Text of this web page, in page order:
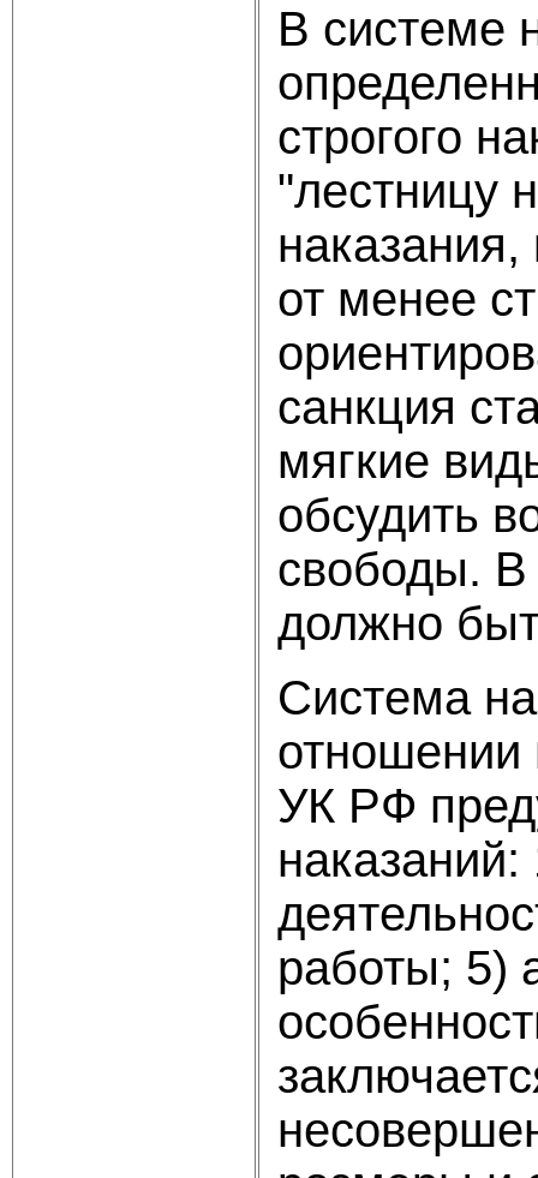
В системе
строгого
"лестницу
от менее
санкция
мягкие
обсудить
свободы. В
должно
Система
отношении
УК РФ
работы; 5)